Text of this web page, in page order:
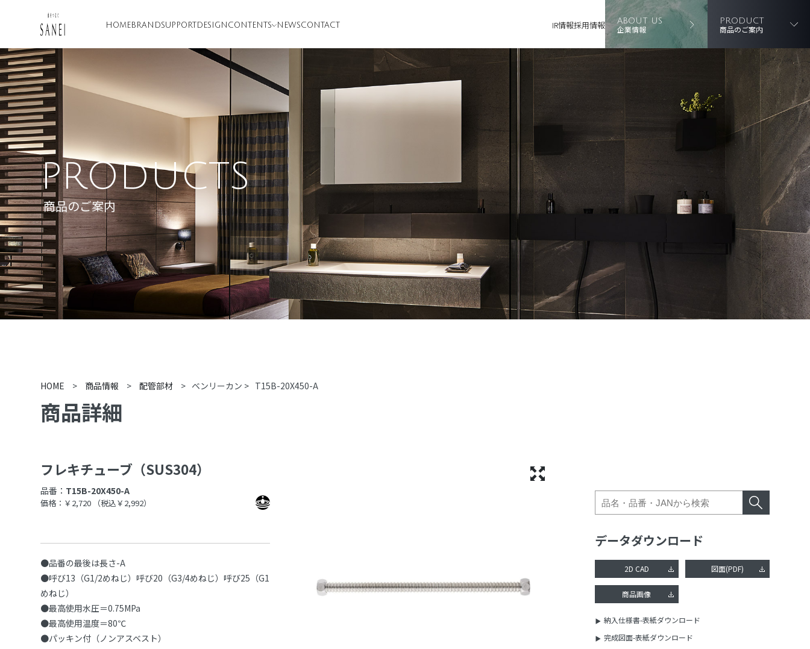
HOME BRANDSUPPORT DESIGN CONTENTS NEWSCONTACT IR情報採用情報 ABOUT US
企業情報
PRODUCT
商品のご案内
PRODUCTS
商品のご案内
HOME > 商品情報 > 配管部材 > ベンリーカン > T15B-20X450-A
商品詳細
フレキチューブ（SUS304）
品番： T15B-20X450-A
価格：￥2,720 （税込￥2,992）
●品番の最後は長さ-A
●呼び13（G1/2めねじ）呼び20（G3/4めねじ）呼び25（G1
めねじ）
●最高使用水圧＝0.75MPa
●最高使用温度＝80℃
●パッキン付（ノンアスベスト）
データダウンロード
2D CAD 図面(PDF)
商品画像
納入仕様書-表紙ダウンロード
完成図面-表紙ダウンロード